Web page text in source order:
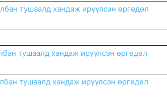
тушаалд хандаж ирүүлсэн өргөдөл
тушаалд хандаж ирүүлсэн өргөдөл
тушаалд хандаж ирүүлсэн өргөдөл